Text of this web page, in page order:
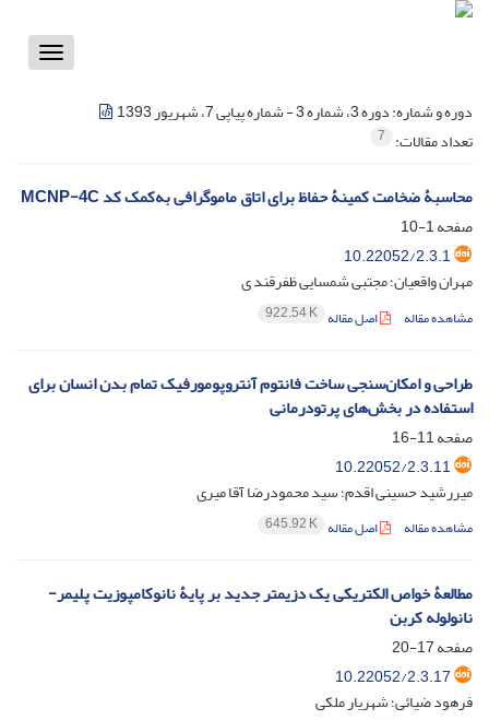
Toggle
دوره و شماره:دوره 3، شماره 3 - شماره پیاپی 7، شهریور 1393
تعداد مقالات: 7
محاسبۀ ضخامت کمینۀ حفاظ برای اتاق ماموگرافی به‌کمک کد MCNP-4C
صفحه1-10
10.22052/2.3.1
مهران واقعیان؛ مجتبی شمسایی ظفرقند ی
مشاهده مقاله اصل مقاله 922.54 K
طراحی و امکان‌سنجی ساخت فانتوم آنتروپومورفیک تمام بدن انسان برای
استفاده در بخش‌های پرتودرمانی
صفحه11-16
10.22052/2.3.11
میررشید حسینی اقدم؛ سید محمودرضا آقا میری
مشاهده مقاله اصل مقاله 645.92 K
مطالعۀ خواص الکتریکی یک دزیمتر جدید بر پایۀ نانوکامپوزیت پلیمر-
نانولوله کربن
صفحه17-20
10.22052/2.3.17
فرهود ضیائی؛ شهریار ملکی